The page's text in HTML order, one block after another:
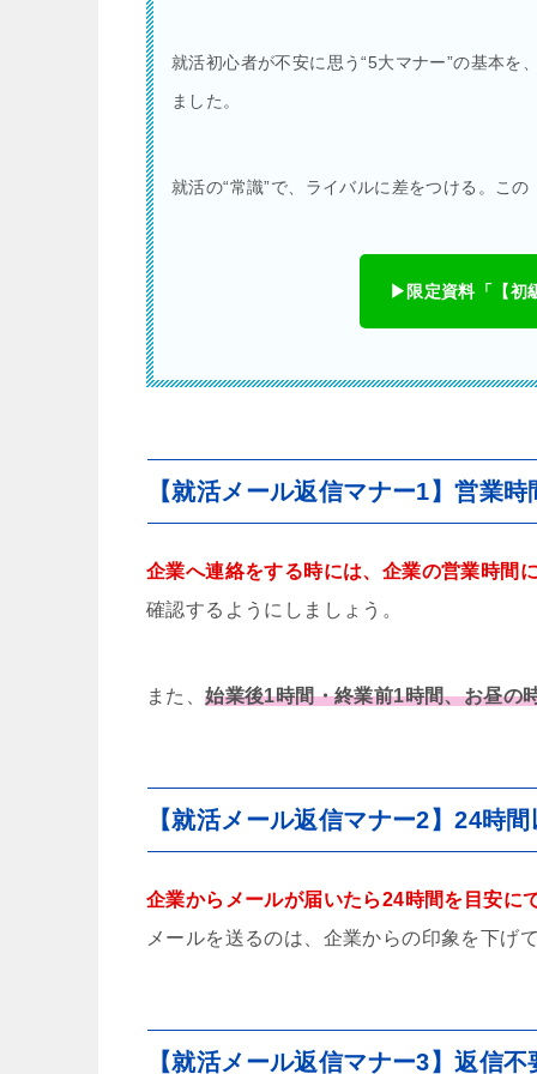
就活初心者が不安に思う“5大マナー”の基本を
ました。
就活の“常識”で、ライバルに差をつける。こ
▶︎限定資料「【初
【就活メール返信マナー1】営業
企業へ連絡をする時には、企業の営業時間
確認するようにしましょう。
また、始業後1時間・終業前1時間、お昼の
【就活メール返信マナー2】24時
企業からメールが届いたら24時間を目安に
メールを送るのは、企業からの印象を下げ
【就活メール返信マナー3】返信